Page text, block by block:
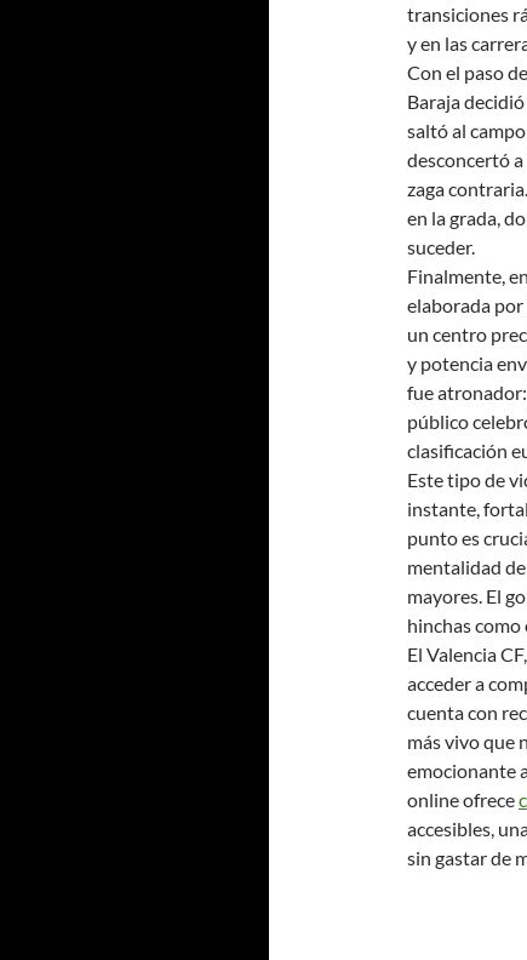
transiciones
y en las
Con el paso
Baraja
saltó al
desconcertó
zaga
en la grada,
suceder.
Finalmente,
elaborada
un centro
y potencia
fue
público
clasificación
Este tipo de
instante,
punto es
mentalidad
mayores. El
hinchas como
El Valencia
acceder a
cuenta con
más vivo que
emocionante
online ofrece
accesibles,
sin gastar de